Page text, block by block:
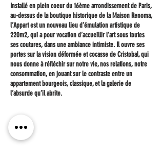
Installé en plein coeur du 16ème arrondissement de Paris,
au-dessus de la boutique historique de laMaison Renoma,
l’Appartest un nouveau lieu d’émulation artistique de
220m2,qui a pour vocation d’accueillir l’art sous toutes
ses coutures, dans une ambiance intimiste. Il ouvre ses
portes sur la vision déformée et cocasse de Cristobal, qui
nous donne à réfléchir sur notre vie, nos relations, notre
consommation, en jouant sur le contraste entre un
appartement bourgeois, classique, et la galerie de
l’absurde qu’il abrite.
Visites privées du mercredi au samedi de 15h à 19h
inscriptions sur